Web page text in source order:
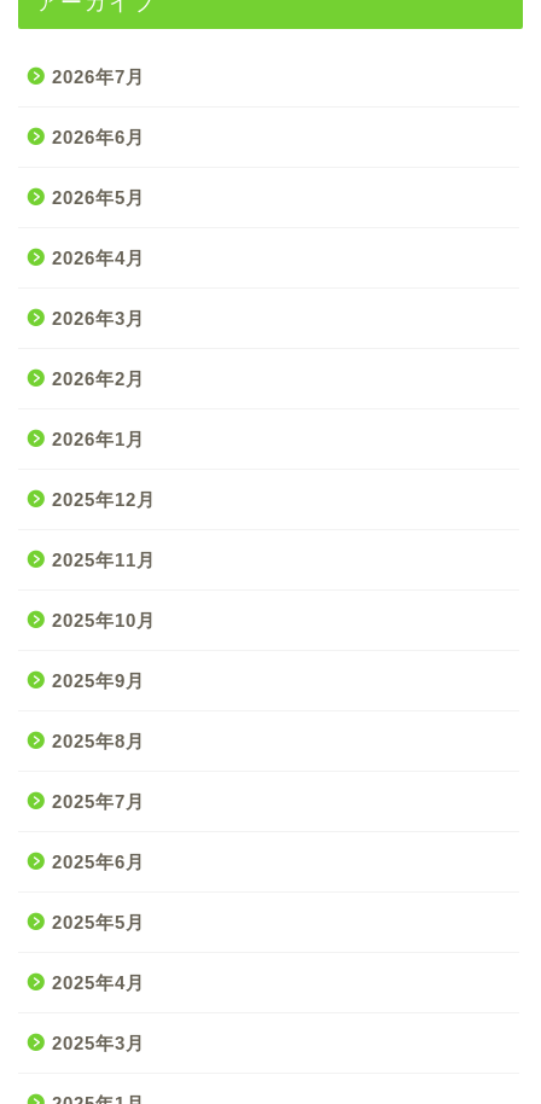
2026年7月
2026年6月
2026年5月
2026年4月
2026年3月
2026年2月
2026年1月
2025年12月
2025年11月
2025年10月
2025年9月
2025年8月
2025年7月
2025年6月
2025年5月
2025年4月
2025年3月